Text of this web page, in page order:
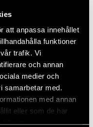
att anpassa innehållet
funktioner
trafik. Vi
och annan
medier och
samarbetar med.
med annan
eller som de har
tjänster.